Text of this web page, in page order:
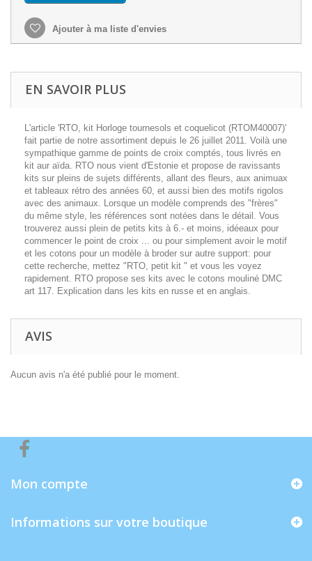
Ajouter à ma liste d'envies
EN SAVOIR PLUS
L'article 'RTO, kit Horloge tournesols et coquelicot (RTOM40007)'
fait partie de notre assortiment depuis le 26 juillet 2011. Voilà une
sympathique gamme de points de croix comptés, tous livrés en
kit aur aïda. RTO nous vient d'Estonie et propose de ravissants
kits sur pleins de sujets différents, allant des fleurs, aux animuax
et tableaux rétro des années 60, et aussi bien des motifs rigolos
avec des animaux. Lorsque un modèle comprends des "frères"
du même style, les références sont notées dans le détail. Vous
trouverez aussi plein de petits kits à 6.- et moins, idéeaux pour
commencer le point de croix ... ou pour simplement avoir le motif
et les cotons pour un modèle à broder sur autre support: pour
cette recherche, mettez "RTO, petit kit " et vous les voyez
rapidement. RTO propose ses kits avec le cotons mouliné DMC
art 117. Explication dans les kits en russe et en anglais.
AVIS
Aucun avis n'a été publié pour le moment.
Mon compte
Informations sur votre boutique